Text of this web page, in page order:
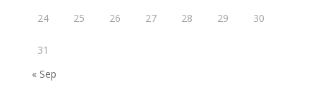
24 25 26 27 28 29 30
31
« Sep